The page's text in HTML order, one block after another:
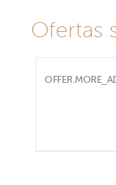
Ofertas